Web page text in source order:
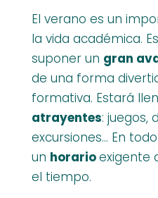
El verano es un
la vida académica.
suponer un gran
de una forma
formativa. Estará
atrayentes: juegos,
excursiones… En
un horarioexigente
el tiempo.